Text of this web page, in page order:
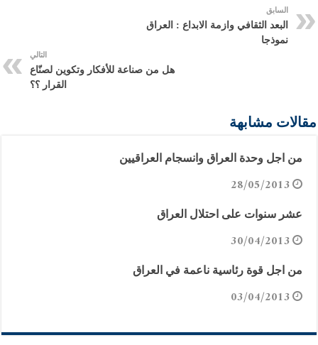
السابق
البعد الثقافي وازمة الابداع : العراق
نموذجا
التالي
هل من صناعة للأفكار وتكوين لصنّاع
القرار ؟؟
مقالات مشابهة
من اجل وحدة العراق وانسجام العراقيين
28/05/2013
عشر سنوات على احتلال العراق
30/04/2013
من اجل قوة رئاسية ناعمة في العراق
03/04/2013